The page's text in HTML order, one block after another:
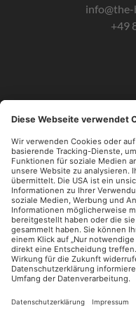
+49